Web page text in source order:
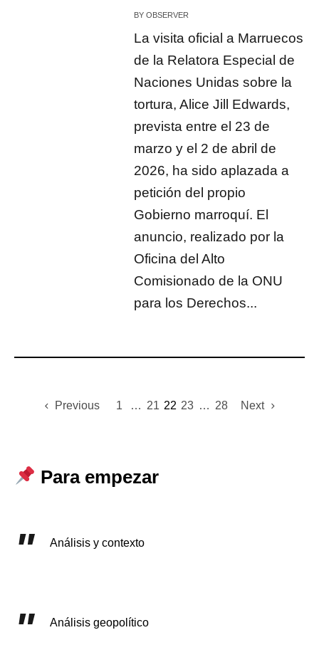
BYOBSERVER
La visita oficial a Marruecos
de la Relatora Especial de
Naciones Unidas sobre la
tortura, Alice Jill Edwards,
prevista entre el 23 de
marzo y el 2 de abril de
2026, ha sido aplazada a
petición del propio
Gobierno marroquí. El
anuncio, realizado por la
Oficina del Alto
Comisionado de la ONU
para los Derechos...
Previous 1 … 21 22 23 … 28 Next
Para empezar
Análisis y contexto
Análisis geopolítico